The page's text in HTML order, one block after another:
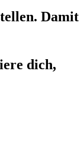
Damit
dich,